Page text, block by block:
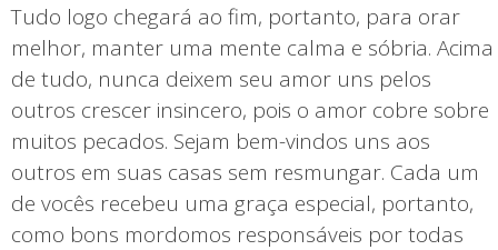
Tudo logo chegará ao fim, portanto, para orar
melhor, manter uma mente calma e sóbria. Acima
de tudo, nunca deixem seu amor uns pelos
outros crescer insincero, pois o amor cobre sobre
muitos pecados. Sejam bem-vindos uns aos
outros em suas casas sem resmungar. Cada um
de vocês recebeu uma graça especial, portanto,
como bons mordomos responsáveis por todas